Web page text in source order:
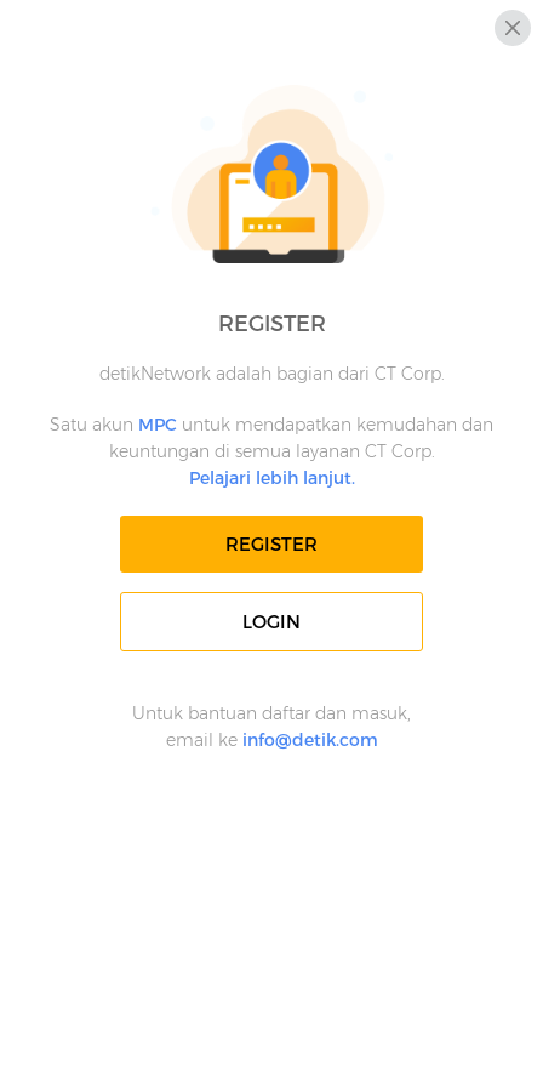
REGISTER
detikNetwork adalah bagian dari CT Corp.
Satu akun MPC untuk mendapatkan kemudahan dan
keuntungan di semua layanan CT Corp.
Pelajari lebih lanjut.
REGISTER
LOGIN
Untuk bantuan daftar dan masuk,
email ke info@detik.com